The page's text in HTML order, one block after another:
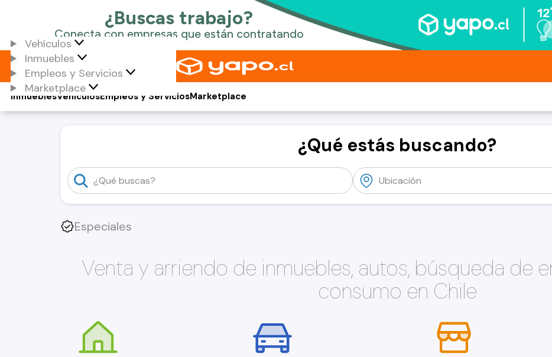
Vehículos
Inmuebles
Empleos y Servicios
Marketplace
Vehículos
Inmuebles Empleos y ServiciosMarketplace
¿Qué estás buscando?
Especiales
Venta y arriendo de inmuebles, autos, búsqueda de
consumo en Chile